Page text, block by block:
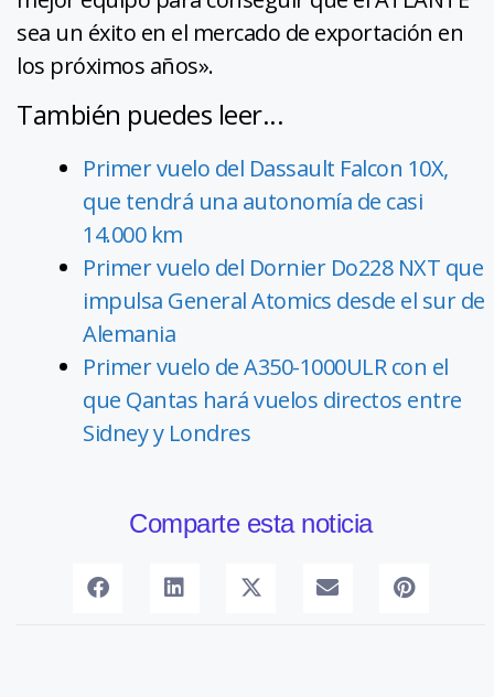
sea un éxito en el mercado de exportación en
los próximos años».
También puedes leer...
Primer vuelo del Dassault Falcon 10X,
que tendrá una autonomía de casi
14.000 km
Primer vuelo del Dornier Do228 NXT que
impulsa General Atomics desde el sur de
Alemania
Primer vuelo de A350-1000ULR con el
que Qantas hará vuelos directos entre
Sidney y Londres
Comparte esta noticia